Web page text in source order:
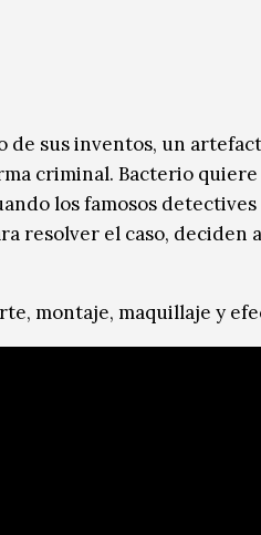
sus inventos, un
criminal. Bacterio
los famosos
resolver el caso, deciden
montaje, maquillaje y